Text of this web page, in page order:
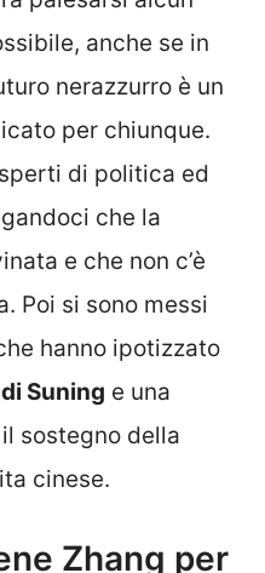
anche se in
nerazzurro è un
per chiunque.
di politica ed
che la
e che non c’è
Poi si sono messi
hanno ipotizzato
Suning e una
sostegno della
cinese.
Zhang per